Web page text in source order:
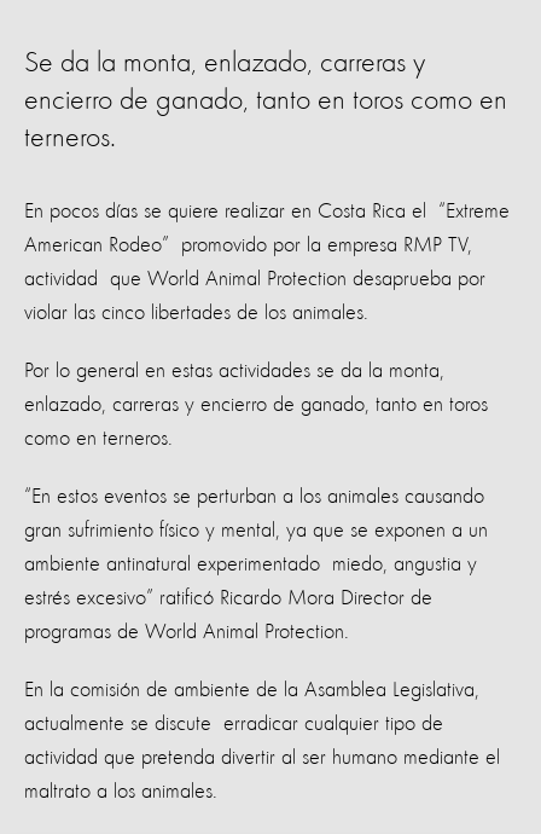
Se da la monta, enlazado, carreras y
encierro de ganado, tanto en toros como en
terneros.
En pocos días se quiere realizar en Costa Rica el “Extreme
American Rodeo” promovido por la empresa RMP TV,
actividad que World Animal Protection desaprueba por
violar las cinco libertades de los animales.
Por lo general en estas actividades se da la monta,
enlazado, carreras y encierro de ganado, tanto en toros
como en terneros.
“En estos eventos se perturban a los animales causando
gran sufrimiento físico y mental, ya que se exponen a un
ambiente antinatural experimentado miedo, angustia y
estrés excesivo” ratificó Ricardo Mora Director de
programas de World Animal Protection.
En la comisión de ambiente de la Asamblea Legislativa,
actualmente se discute erradicar cualquier tipo de
actividad que pretenda divertir al ser humano mediante el
maltrato a los animales.